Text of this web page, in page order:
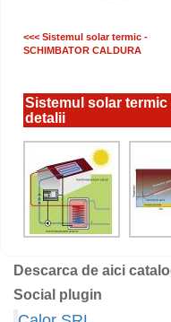
<<< Sistemul solar termic -
SCHIMBATOR CALDURA
Sistemul solar termic
detalii
Descarca de aici
Social plugin